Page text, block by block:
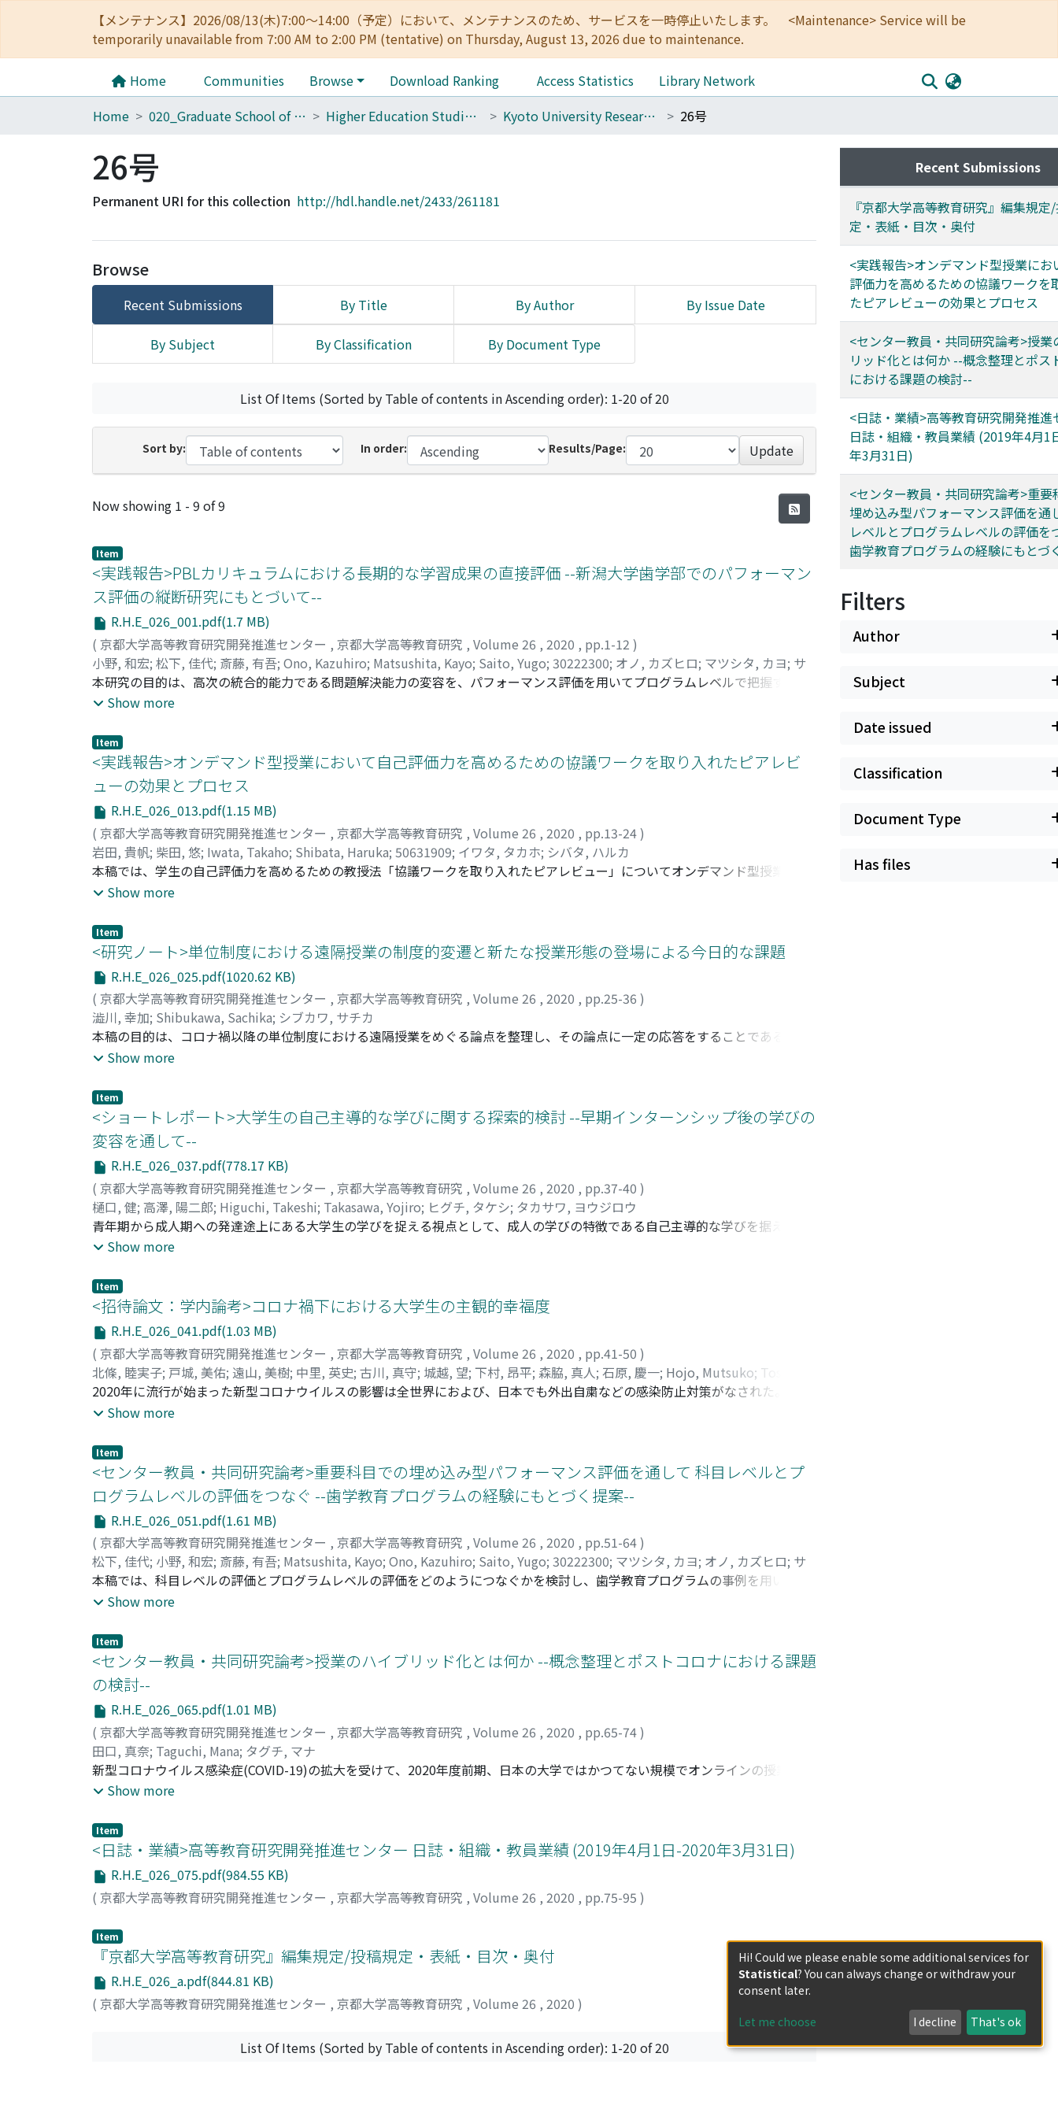
【メンテナンス】2026/08/13(木)7:00～14:00（予定）において、メンテナンスのため、サービスを一時停止いたします。 <Maintenance> Service will be
temporarily unavailable from 7:00 AM to 2:00 PM (tentative) on Thursday, August 13, 2026 due to maintenance.
Home Communities Browse Download Ranking Access Statistics
Library Network
Home
020_Graduate School of Education Higher Education Studies Course (Old Center for the Promotion of Excellence in Higher Education) Kyoto University Researches in Higher Education 26号
26号
Permanent URI for this collection http://hdl.handle.net/2433/261181
Browse
Recent Submissions By Title By Author By Issue Date
By Subject By Classification By Document Type
List Of Items (Sorted by Table of contents in Ascending order): 1-20 of 20
Sort by: In order: Results/Page: Update
Recent Submissions
Now showing 1 - 9 of 9
Item
<実践報告>PBLカリキュラムにおける長期的な学習成果の直接評価 --新潟大学歯学部でのパフォーマン
ス評価の縦断研究にもとづいて--
R.H.E_026_001.pdf(1.7 MB)
( 京都大学高等教育研究開発推進センター , 京都大学高等教育研究 , Volume 26 , 2020 , pp.1-12 )
小野, 和宏; 松下, 佳代; 斎藤, 有吾; Ono, Kazuhiro; Matsushita, Kayo; Saito, Yugo; 30222300; オノ, カズヒロ; マツシタ, カヨ; サ
イトウ, ユウゴ
本研究の目的は、高次の統合的能力である問題解決能力の変容を、パフォーマンス評価を用いてプログラムレベルで把握するこ
とである。対象は新潟大学歯学部のPBLカリキュラムで学んだ学生82名である。独自に開発した評価ツールである改良版トリプ
した。一方、MTJに用いた3つのパフォーマンス課題の難易度を、課題自体の複雑さと難易度に関する学生の認識という2つの側
面から検討した。その結果、学年が進みPBLの学習経験が増えるにつれて、MTJの評価得点は中程度-大の効果量をもって有意に
上昇していることが明らかになった。また、パフォーマンス課題はカリキュラムの学習内容を反映して、学年が進むにつれて複
雑になっており、課題の難易度に関する学生の認識でも同様な結果が得られた。以上のことから、MTJの評価得点の上昇は、課
題の難易度が下がったことによるものではなく、学生の問題解決能力が向上したことによると解釈された。このように、課題の
難易度という観点を加えることによって、複数科目でのパフォーマンス評価の結果から、プログラムレベルでの長期的な問題解
決能力の変容を評価できることが明らかになった。
Show more
Item
<実践報告>オンデマンド型授業において自己評価力を高めるための協議ワークを取り入れたピアレビ
ューの効果とプロセス
R.H.E_026_013.pdf(1.15 MB)
( 京都大学高等教育研究開発推進センター , 京都大学高等教育研究 , Volume 26 , 2020 , pp.13-24)
岩田, 貴帆; 柴田, 悠; Iwata, Takaho; Shibata, Haruka; 50631909; イワタ, タカホ; シバタ, ハルカ
本稿では、学生の自己評価力を高めるための教授法「協議ワークを取り入れたピアレビュー」についてオンデマンド型授業での
よりよい実施方法の示唆を得ることを目的として、京都大学の社会学の教養科目で当該教授法を行い、3 つの分析を実施した。
とんど変化しなかった。次に、自己評価力が向上した学生は、低下した学生と比較して、その後レポートをより大きく改善でき
ていたことから、自己評価力の向上はレポートの改善に繋がる傾向が確認された。そして、自己評価力が低下した学生における
協議ワークのプロセスの特徴として、自己評価の根拠を投稿する手順から逸脱していたり、評価基準の理解が不十分であったり
する課題が明らかになった。改善策として、手順の意義を学生に伝えることや手順を構造化したシステムを開発・利用する等の
協議ワークの実施方法について検討した。
Show more
Item
<研究ノート>単位制度における遠隔授業の制度的変遷と新たな授業形態の登場による今日的な課題
R.H.E_026_025.pdf(1020.62 KB)
( 京都大学高等教育研究開発推進センター , 京都大学高等教育研究 , Volume 26 , 2020 , pp.25-36 )
澁川, 幸加; Shibukawa, Sachika; シブカワ, サチカ
本稿の目的は、コロナ禍以降の単位制度における遠隔授業をめぐる論点を整理し、その論点に一定の応答をすることである。具
体的には、遠隔授業が大学設置基準に制度化された2000 年代初頭以降、新たに登場したブレンド型授業やハイフレックス型授業
学を事例として取り上げ、コロナ禍以降の単位制度において、(1)授業形態を面接授業が導入される割合により分類し、かつ履修
状況を一元管理するシステムを導入することで、現行の遠隔授業と面接授業の区別を継続使用する案、(2)現行の区別に「ブレン
ド型授業」など新たな区別を加える案、(3)現行の遠隔授業と面接授業という区別を廃止し、時間の同期性のみに基づく新たな区
別を設定し、単位制度を運用する案を述べた。
Show more
Item
<ショートレポート>大学生の自己主導的な学びに関する探索的検討 --早期インターンシップ後の学びの
変容を通して--
R.H.E_026_037.pdf(778.17 KB)
( 京都大学高等教育研究開発推進センター , 京都大学高等教育研究 , Volume 26 , 2020 , pp.37-40 )
樋口, 健; 高澤, 陽二郎; Higuchi, Takeshi; Takasawa, Yojiro; ヒグチ, タケシ; タカサワ, ヨウジロウ
青年期から成人期への発達途上にある大学生の学びを捉える視点として、成人の学びの特徴である自己主導的な学びを据えるの
は意味があろう。本研究は、その試みとして、大学1・2年生を対象とする1ヶ月に わたるインターンシップ参加者5 名について、
すると、大学生はインターンシップを経て1年、自己省察をする中で、将来への問題意識、 興味・関心を明確にし、自らの成長
に適う機会を大学の内外から選択し、学びを全体として組み立てるように なっている様子が見て取れた。
Show more
Item
<招待論文：学内論考>コロナ禍下における大学生の主観的幸福度
R.H.E_026_041.pdf(1.03 MB)
( 京都大学高等教育研究開発推進センター , 京都大学高等教育研究 , Volume 26 , 2020 , pp.41-50 )
北條, 睦実子; 戸城, 美佑; 遠山, 美樹; 中里, 英史; 古川, 真守; 城越, 望; 下村, 昂平; 森脇, 真人; 石原, 慶一; Hojo, Mutsuko; Toshiro,
Miyu;Toyama, Miki;Nakazato, Hidefumi;Furukawa, Mamoru;Shirokoshi, Nozomu;Shimomura, Kohei;Moriwaki, Masato
Ishihara, Keiichi N.
2020年に流行が始まった新型コロナウイルスの影響は全世界におよび、日本でも外出自粛などの感染防止対策がなされた。その
結果、多くの大学の授業は4月以降オンライン授業となり学生は大学に登校することなく受講し、学生と教員、あるいは学生同
年7月、京都大学ILAS セミナー受講生を通じて全国の大学生を対象に調査を実施し、144人から回収した回答を、SNSの利用状
況、趣味、勉強の効率、人と接する機会、収入、睡眠時間、食生活の変化について分析し考察した。その結果、趣味、勉強の効
率、人と接する機会の減少と幸福度の変化には僅かに相関が認められたものの、その影響は小さく、主観的幸福度には大きな影
響はなかった。したがって、本調査の学生は状況の変化に翻弄されることなく、これまでの幸福度を維持していることが窺われ
た。
Show more
Item
<センター教員・共同研究論考>重要科目での埋め込み型パフォーマンス評価を通して 科目レベルとプ
ログラムレベルの評価をつなぐ --歯学教育プログラムの経験にもとづく提案--
R.H.E_026_051.pdf(1.61 MB)
( 京都大学高等教育研究開発推進センター , 京都大学高等教育研究 , Volume 26 , 2020 , pp.51-64)
松下, 佳代; 小野, 和宏; 斎藤, 有吾; Matsushita, Kayo; Ono, Kazuhiro; Saito, Yugo; 30222300; マツシタ, カヨ; オノ, カズヒロ; サ
イトウ, ユウゴ
本稿では、科目レベルの評価とプログラムレベルの評価をどのようにつなぐかを検討し、歯学教育プログラムの事例を用いて新
しい評価方法を提示する。パフォーマンス評価は、教員の負担は大きいが、知識の統合や高次の能力を評価するために有効であ
を開発してきた。この経験にもとづき、本稿では、科目レベルとプログラムレベルの評価をつなぐ方法として、「重要科目に埋
め込まれたパフォーマンス評価 (Pivotal Embedded Performance Assessment, PEPA)」を提案する。この方法では、パフォーマ
ンス評価の範囲を、プログラムの教育目標に直結しカリキュラムの結節点に配置された重要科目に限定し、他の科目の評価を
個々の教員のエキスパート・ジャッジメントに委ねる。PEPA は、カリキュラムの体系化と重要科目の選択、教員団によるパフォ
ーマンス評価の設計と実施、形成的評価の機能を組み込んだ上での合格基準の設定、学位プログラムの修了認定という手続きで
行われる。このようにして、PEPA は、評価の妥当性と信頼性を担保しながら、評価の実行可能性と単位制度との両立を維持する
ことを可能にするのである。
Show more
Item
<センター教員・共同研究論考>授業のハイブリッド化とは何か --概念整理とポストコロナにおける課題
の検討--
R.H.E_026_065.pdf(1.01 MB)
( 京都大学高等教育研究開発推進センター , 京都大学高等教育研究 , Volume 26 , 2020 , pp.65-74)
田口, 真奈; Taguchi, Mana; タグチ, マナ
新型コロナウイルス感染症(COVID-19)の拡大を受けて、2020年度前期、日本の大学ではかつてない規模でオンラインの授業が実
施された。後期には「3密」を避けつつ対面授業を実施することが求められ、オンラインと対面を組み合わせたハイブリッド型
とを求められた段階、そして今後は、オンライン授業と対面授業の適切な組み合わせと実施方法を模索し、その質の向上を目指
す段階へと進むであろう。本稿では目下、多様化しているハイブリッド型授業について、授業ならびにカリキュラムという観点
から整理し、それぞれの特徴と課題、可能性を検討する。その上で、今後「対面」と「オンライン」の組み合わせを考える際に
生じるであろう課題について論じる。
Show more
Item
<日誌・業績>高等教育研究開発推進センター 日誌・組織・教員業績 (2019年4月1日-2020年3月31日)
R.H.E_026_075.pdf(984.55 KB)
( 京都大学高等教育研究開発推進センター , 京都大学高等教育研究 , Volume 26 , 2020 , pp.75-95 )
Item
『京都大学高等教育研究』編集規定/投稿規定・表紙・目次・奥付
R.H.E_026_a.pdf(844.81 KB)
( 京都大学高等教育研究開発推進センター , 京都大学高等教育研究 , Volume 26 , 2020 )
List Of Items (Sorted by Table of contents in Ascending order): 1-20 of 20
Recent Submissions
『京都大学高等教育研究』編集規定
定・表紙・目次・奥付
<実践報告>オンデマンド型授業にお
評価力を高めるための協議ワークを
たピアレビューの効果とプロセス
<センター教員・共同研究論考>授業
リッド化とは何か --概念整理とポス
における課題の検討--
<日誌・業績>高等教育研究開発推進
日誌・組織・教員業績 (2019年4月1
年3月31日)
<センター教員・共同研究論考>重要
埋め込み型パフォーマンス評価を通
レベルとプログラムレベルの評価を
歯学教育プログラムの経験にもとづ
Filters
Author
Subject
Date issued
Classification
Document Type
Has files
Hi! Could we please enable some additional services for
Statistical? You can always change or withdraw your
consent later.
Let me choose I decline That's ok